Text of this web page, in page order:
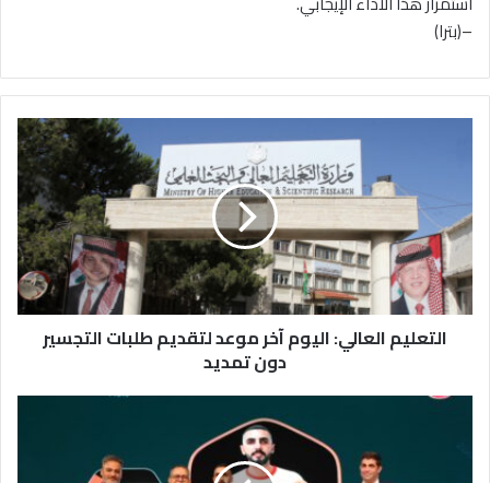
–(بترا)
ل
ي
م
ا
ل
ي
التعليم العالي: اليوم آخر موعد لتقديم طلبات التجسير
دون تمديد